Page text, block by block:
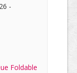
-
Foldable